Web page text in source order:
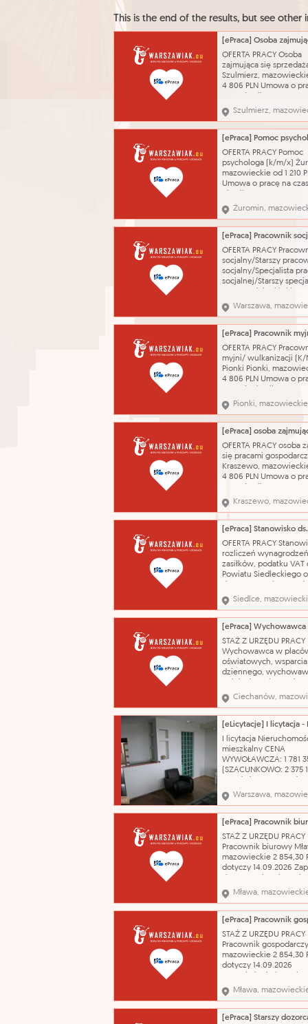
This is the end of the results, but see other
OFERTA PRACY Osoba
zajmująca się
Szulmierz,
4 806 PLN Umowa o
obsługa kasy fiskalnej,
wykładanie towarów,
sprawdzanie terminów
produktów zawód -
Sprzedawca* kontakt
Kontakt przez
Pracy tel. 236730871
Szulmierz,
OFERTA PRACY Pomoc
psychologa (k/m/x)
mazowieckie od 1 210
Umowa o pracę na czas
diagnozie,
Zespole Orzekającym,
sporządzanie pism,
rodzicami w/s uczniów
wykształcenie -
licencjat) zawód -
kontakt prze
Żuromin,
OFERTA PRACY
socjalny/Starszy
socjalny/Specjalista
socjalnej/Starszy
specjalista pracy
Warszawa,
6 272 do 8 210 PLN
ogłoszenia wraz z
oraz formularze
stronie https://srod
Warszawa,
OFERTA PRACY
myjni/ wulkanizacji (K/
Pionki Pionki,
4 806 PLN Umowa o
Mycie i sprzatanie aut,
kół samochodowych.
wykształcenie - brak
niepełne podstawowe
Operator myjni P.H.U.
URSZULA
Pionki, mazowieckie
OFERTA PRACY osoba
się pracami
Kraszewo,
4 806 PLN Umowa o
utrzymywanie
dbanie o czystość i
budynku - prace
wykształcenie -
zawodowe zawód -
gospodarczy praca w
Kraszewo,
OFERTA PRACY
rozliczeń
zasiłków, podatku VAT
Powiatu Siedleckiego
Finansowym Siedlce,
mazowieckie od 4 970
Umowa o pracę na czas
określony 01.10.2026 1)
opracowywanie list
pracowników
Powiatowego oraz
Siedlce,
STAŻ Z URZĘDU PRACY
Wychowawca w
oświatowych, wsparcia
dziennego,
pieczy zastępczej
mazowieckie 2 854,30
dotyczy 17.08.2026
prowadzenie zajęć
wchowawczych,
dziećmi, prowadzenie
terapeutycznych
Ciechanów,
I licytacja
mieszkalny CENA
WYWOŁAWCZA: 1 781
(SZACUNKOWO: 2 375
lokal mieszkalny
odrębną
usytuowany na 10
budynku mieszkalnym
wielorodzinnym.
17 kondygnacji
został wzniesiony
Warszawa,
[ePraca] Pracownik
STAŻ Z URZĘDU PRACY
Pracownik biurowy
mazowieckie 2 854,30
dotyczy 14.09.2026
zapoznanie z
oraz obowiązkami i
uprawnieniami.
poleceń przełożonego.
Obsługa
przychodzacej i
Obsługa urzad
Mława,
STAŻ Z URZĘDU PRACY
Pracownik
mazowieckie 2 854,30
dotyczy 14.09.2026
zakresie BHP i ppoz.
obowiazujacym
pracy. Zapoznanie z
programem stażu,
Mława,